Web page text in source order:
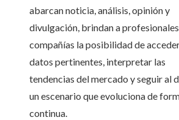
abarcan noticia, análisis, opinión y
divulgación, brindan a
compañías la posibilidad de
datos pertinentes, interpretar las
tendencias del mercado y seguir al
un escenario que evoluciona de
continua.